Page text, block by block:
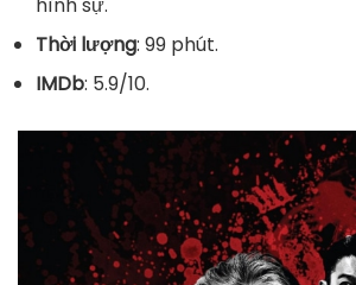
Thời lượng: 99 phút.
IMDb: 5.9/10.